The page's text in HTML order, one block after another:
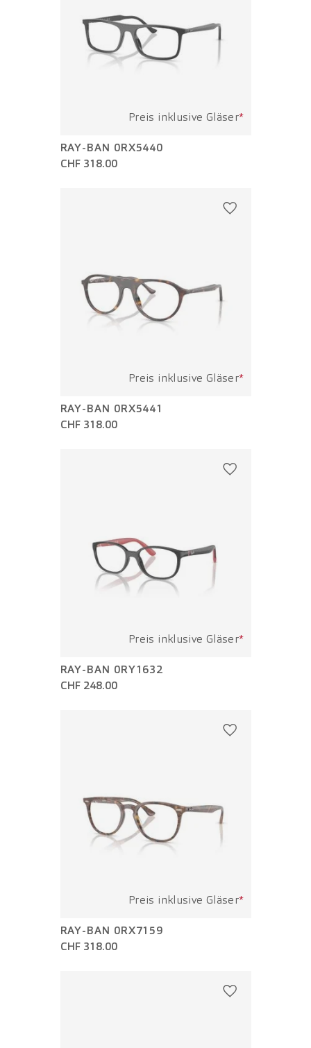
Preis inklusive Gläser*
RAY-BAN 0RX5440
CHF 318.00
Preis inklusive Gläser*
RAY-BAN 0RX5441
CHF 318.00
Preis inklusive Gläser*
RAY-BAN 0RY1632
CHF 248.00
Preis inklusive Gläser*
RAY-BAN 0RX7159
CHF 318.00